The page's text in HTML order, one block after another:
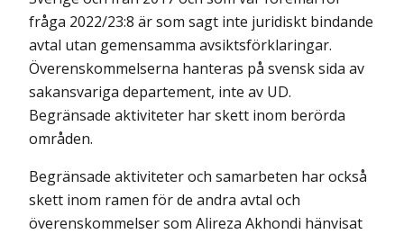
fråga 2022/23:8 är som sagt inte juridiskt bindande
avtal utan gemensamma avsiktsförklaringar.
Överenskommelserna hanteras på svensk sida av
sakansvariga departement, inte av UD.
Begränsade aktiviteter har skett inom berörda
områden.
Begränsade aktiviteter och samarbeten har också
skett inom ramen för de andra avtal och
överenskommelser som Alireza Akhondi hänvisat